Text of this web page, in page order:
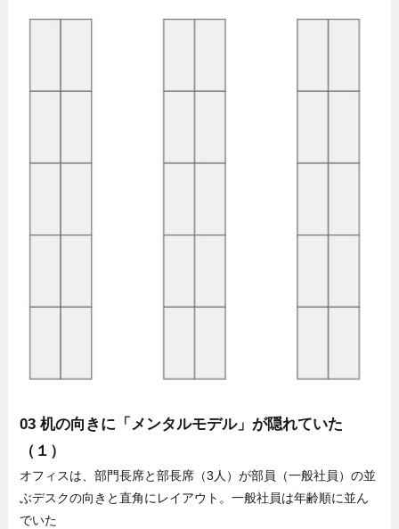
03 机の向きに「メンタルモデル」が隠れていた
（１）
オフィスは、部門長席と部長席（3人）が部員（一般社員）の並
ぶデスクの向きと直角にレイアウト。一般社員は年齢順に並ん
でいた